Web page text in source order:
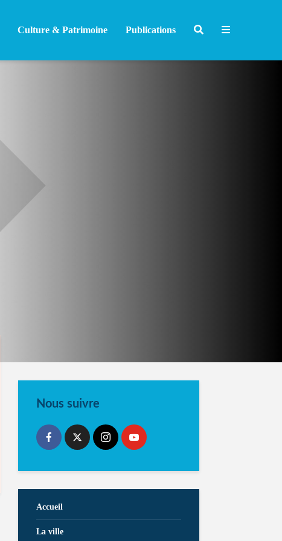
Culture & Patrimoine Publications
Nous suivre
Accueil
La ville